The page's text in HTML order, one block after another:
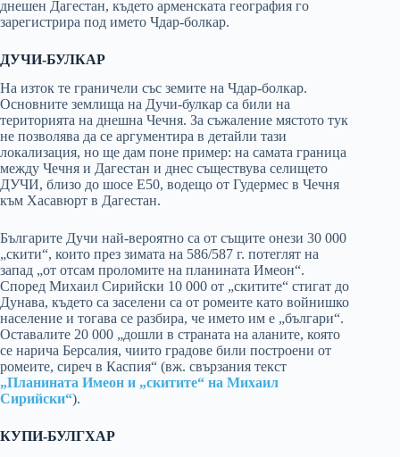
днешен Дагестан, където арменската география го
зарегистрира под името Чдар-болкар.
ДУЧИ-БУЛКАР
На изток те граничели със земите на Чдар-болкар.
Основните землища на Дучи-булкар са били на
територията на днешна Чечня. За съжаление мястото тук
не позволява да се аргументира в детайли тази
локализация, но ще дам поне пример: на самата граница
между Чечня и Дагестан и днес съществува селището
ДУЧИ, близо до шосе Е50, водещо от Гудермес в Чечня
към Хасавюрт в Дагестан.
Българите Дучи най-вероятно са от същите онези 30 000
„скити“, които през зимата на 586/587 г. потеглят на
запад „от отсам проломите на планината Имеон“.
Според Михаил Сирийски 10 000 от „скитите“ стигат до
Дунава, където са заселени са от ромеите като войнишко
население и тогава се разбира, че името им е „българи“.
Оставалите 20 000 „дошли в страната на аланите, която
се нарича Берсалия, чиито градове били построени от
ромеите, сиреч в Каспия“ (вж. свързания текст
„Планината Имеон и „скитите“ на Михаил
Сирийски“).
КУПИ-БУЛГХАР